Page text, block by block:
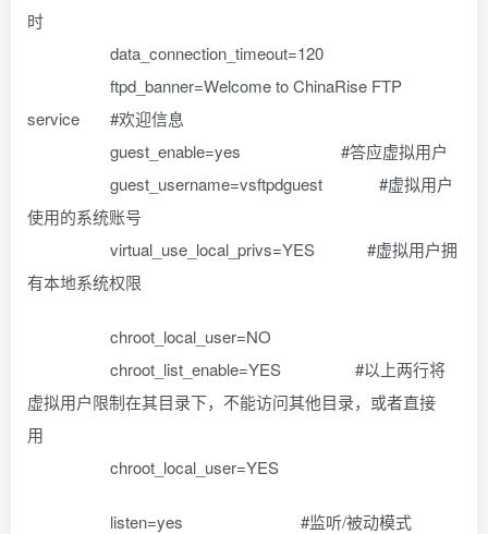
时
data_connection_timeout=120
ftpd_banner=Welcome to ChinaRise FTP
service #欢迎信息
guest_enable=yes #答应虚拟用户
guest_username=vsftpdguest #虚拟用户
使用的系统账号
virtual_use_local_privs=YES #虚拟用户拥
有本地系统权限
chroot_local_user=NO
chroot_list_enable=YES #以上两行将
虚拟用户限制在其目录下，不能访问其他目录，或者直接
用
chroot_local_user=YES
listen=yes #监听/被动模式